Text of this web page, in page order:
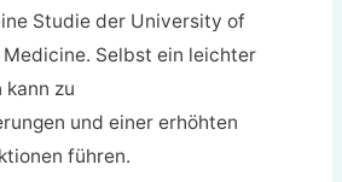
Studie der University of
Selbst ein leichter
zu
und einer erhöhten
führen.